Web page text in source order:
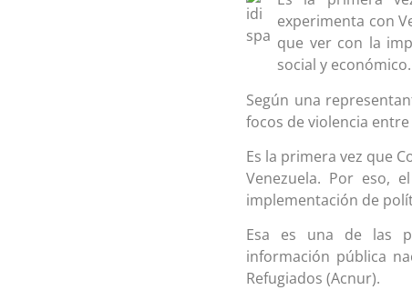
experimenta con
que ver con la
social y económico.
Según una
focos de violencia
Es la primera vez que
Venezuela. Por eso,
implementación de
Esa es una de las
información pública
Refugiados (Acnur).